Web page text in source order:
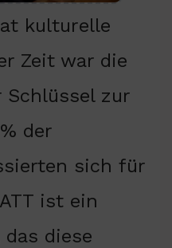
kulturelle
Zeit war die
Schlüssel zur
der
sich für
ist ein
diese